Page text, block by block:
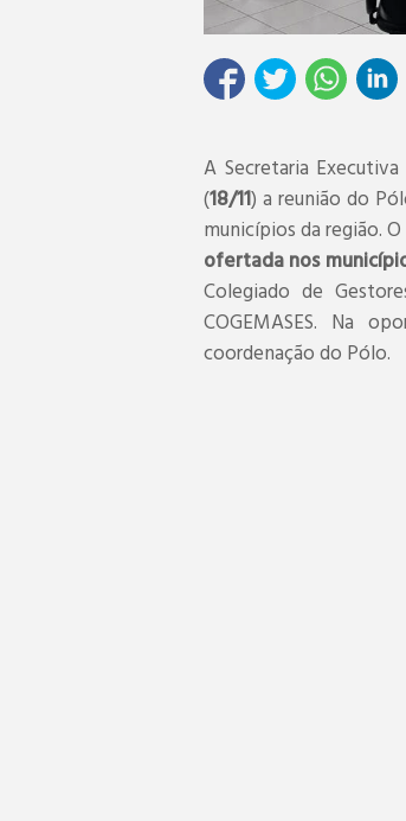
A Secretaria
(18/11) a reunião do
municípios da região.
ofertada nos
Colegiado de
COGEMASES. Na
coordenação do Pólo.